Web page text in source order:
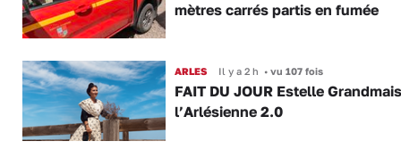
mètres carrés partis en fumée
ARLES Il y a 2 h •vu 107 fois
FAIT DU JOUR Estelle
l’Arlésienne 2.0